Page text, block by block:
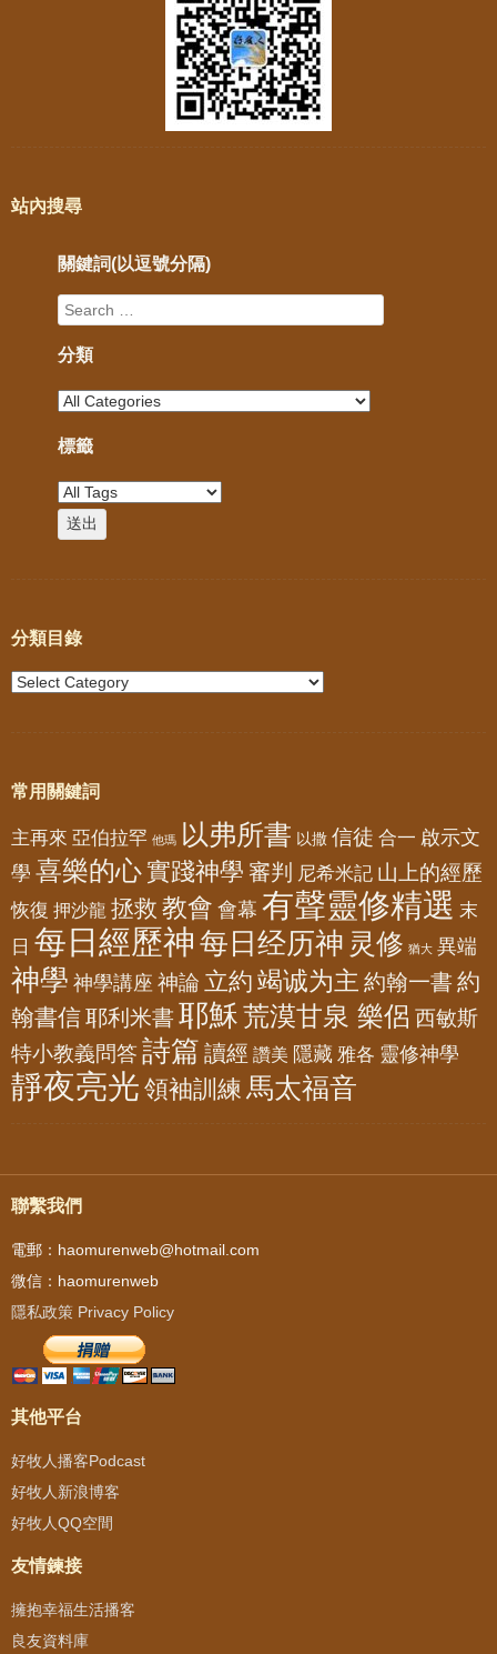
站內搜尋
關鍵詞(以逗號分隔)
分類
標籤
分類目錄
常用關鍵詞
主再來 亞伯拉罕 他瑪 以弗所書 以撒 信徒 合一 啟示文
學 喜樂的心實踐神學 審判 尼希米記 山上的經歷
恢復 押沙龍 拯救 教會 會幕 有聲靈修精選 末
日 每日經歷神 每日经历神 灵修 猶大 異端
神學 神學講座 神論 立約 竭诚为主 約翰一書 約
翰書信耶利米書 耶穌荒漠甘泉 樂侶 西敏斯
特小教義問答詩篇 讀經 讚美 隱藏 雅各 靈修神學
靜夜亮光 領袖訓練 馬太福音
聯繫我們
電郵：haomurenweb@hotmail.com
微信：haomurenweb
隱私政策 Privacy Policy
其他平台
好牧人播客Podcast
好牧人新浪博客
好牧人QQ空間
友情鍊接
擁抱幸福生活播客
良友資料庫